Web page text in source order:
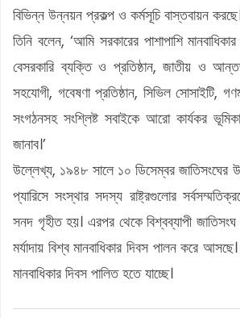
বিভিন্ন উন্নয়ন প্রকল্প ও কর্মসূচি বাস্তবায়ন
তিনি বলেন, ‘আমি সরকারের পাশাপাশি
বেসরকারি ব্যক্তি ও প্রতিষ্ঠান, জাতীয় ও
সহযোগী, গবেষণা প্রতিষ্ঠান, সিভিল সোসাইটি,
সংগঠনসহ সংশ্লিষ্ট সবাইকে আরো কার্যকর
জানাব।’
উল্লেখ্য, ১৯৪৮ সালে ১০ ডিসেম্বর জাতিসংঘের
প্যারিসে সংস্থার সদস্য রাষ্ট্রগুলোর
সনদ গৃহীত হয়। এরপর থেকে বিশ্বব্যাপী
মর্যাদায় বিশ্ব মানবাধিকার দিবস পালন করে
মানবাধিকার দিবস পালিত হতে যাচ্ছে।